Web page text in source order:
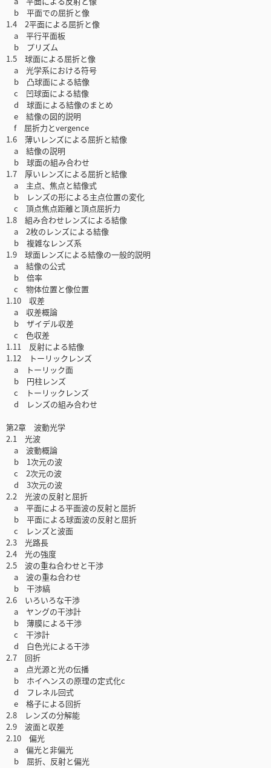
b 平面での屈折と像
1.4 2平面による屈折と像
a 平行平面板
b プリズム
1.5 球面による屈折と像
a 光学系における符号
b 凸球面による結像
c 凹球面による結像
d 球面による結像のまとめ
e 結像の図的説明
f 屈折力とvergence
1.6 薄いレンズによる屈折と結像
a 結像の説明
b 球面の組み合わせ
1.7 厚いレンズによる屈折と結像
a 主点、焦点と結像式
b レンズの形による主点位置の変化
c 頂点焦点距離と頂点屈折力
1.8 組み合わせレンズによる結像
a 2枚のレンズによる結像
b 複雑なレンズ系
1.9 球面レンズによる結像の一般的説明
a 結像の公式
b 倍率
c 物体位置と像位置
1.10 収差
a 収差概論
b ザイデル収差
c 色収差
1.11 反射による結像
1.12 トーリックレンズ
a トーリック面
b 円柱レンズ
c トーリックレンズ
d レンズの組み合わせ
第2章 波動光学
2.1 光波
a 波動概論
b 1次元の波
c 2次元の波
d 3次元の波
2.2 光波の反射と屈折
a 平面による平面波の反射と屈折
b 平面による球面波の反射と屈折
c レンズと波面
2.3 光路長
2.4 光の強度
2.5 波の重ね合わせと干渉
a 波の重ね合わせ
b 干渉縞
2.6 いろいろな干渉
a ヤングの干渉計
b 薄膜による干渉
c 干渉計
d 白色光による干渉
2.7 回折
a 点光源と光の伝播
b ホイヘンスの原理の定式化c
d フレネル回式
e 格子による回折
2.8 レンズの分解能
2.9 波面と収差
2.10 偏光
a 偏光と非偏光
b 屈折、反射と偏光